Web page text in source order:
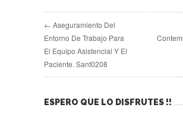
← Aseguramiento Del
Entorno De Trabajo Para
El Equipo Asistencial Y El
Paciente. Sant0208
ESPERO QUE LO DISFRUTES !!